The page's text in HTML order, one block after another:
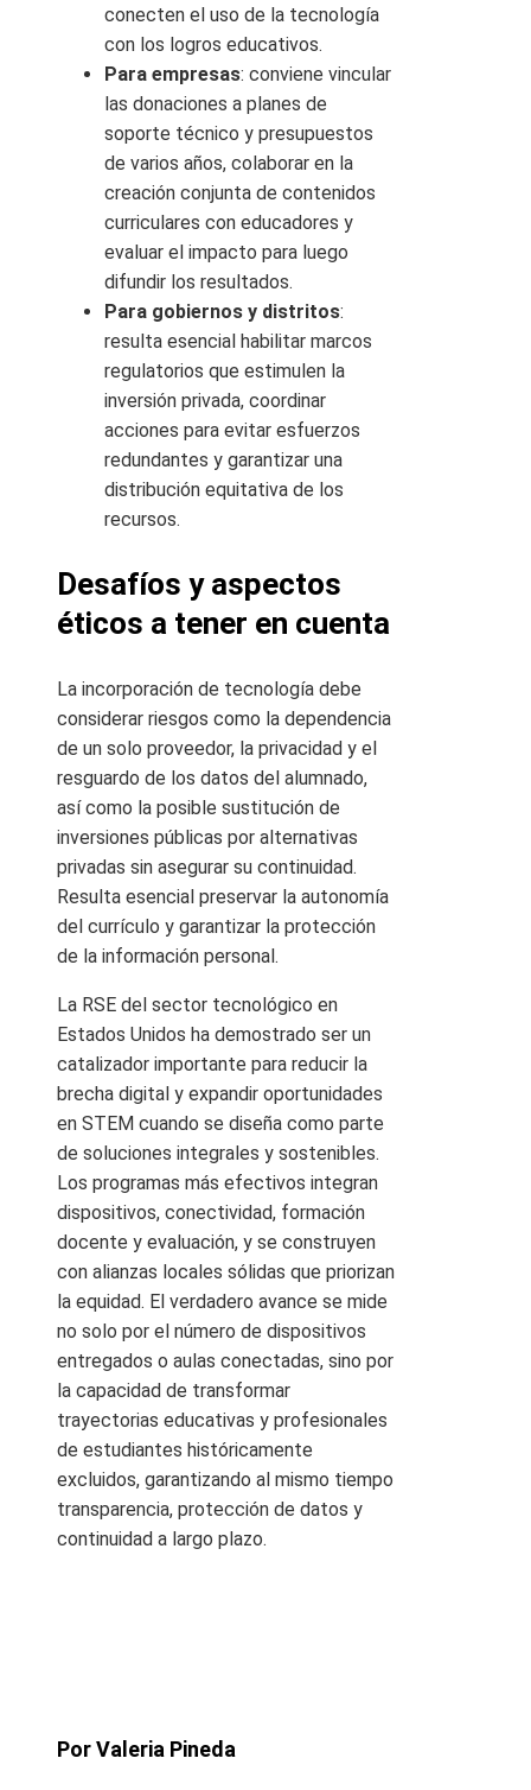
conecten el uso de la tecnología
con los logros educativos.
Para empresas: conviene vincular
las donaciones a planes de
soporte técnico y presupuestos
de varios años, colaborar en la
creación conjunta de contenidos
curriculares con educadores y
evaluar el impacto para luego
difundir los resultados.
Para gobiernos y distritos:
resulta esencial habilitar marcos
regulatorios que estimulen la
inversión privada, coordinar
acciones para evitar esfuerzos
redundantes y garantizar una
distribución equitativa de los
recursos.
Desafíos y aspectos
éticos a tener en cuenta
La incorporación de tecnología debe
considerar riesgos como la dependencia
de un solo proveedor, la privacidad y el
resguardo de los datos del alumnado,
así como la posible sustitución de
inversiones públicas por alternativas
privadas sin asegurar su continuidad.
Resulta esencial preservar la autonomía
del currículo y garantizar la protección
de la información personal.
La RSE del sector tecnológico en
Estados Unidos ha demostrado ser un
catalizador importante para reducir la
brecha digital y expandir oportunidades
en STEM cuando se diseña como parte
de soluciones integrales y sostenibles.
Los programas más efectivos integran
dispositivos, conectividad, formación
docente y evaluación, y se construyen
con alianzas locales sólidas que priorizan
la equidad. El verdadero avance se mide
no solo por el número de dispositivos
entregados o aulas conectadas, sino por
la capacidad de transformar
trayectorias educativas y profesionales
de estudiantes históricamente
excluidos, garantizando al mismo tiempo
transparencia, protección de datos y
continuidad a largo plazo.
Por Valeria Pineda